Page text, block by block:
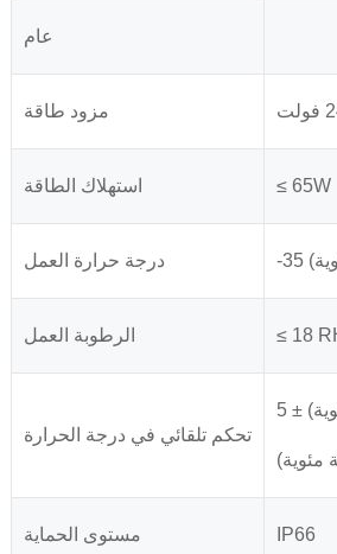
عام
مزود طاقة
استهلاك الطاقة ≤ 65W
درجة حرارة العمل
الرطوبة العمل
تحكم تلقائي في درجة الحرارة
مستوى الحماية IP66